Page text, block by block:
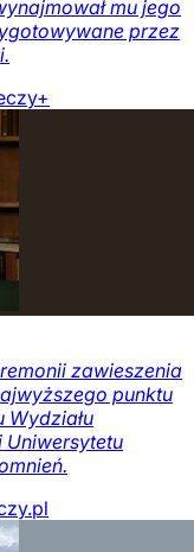
mu jego
przez
zawieszenia
punktu